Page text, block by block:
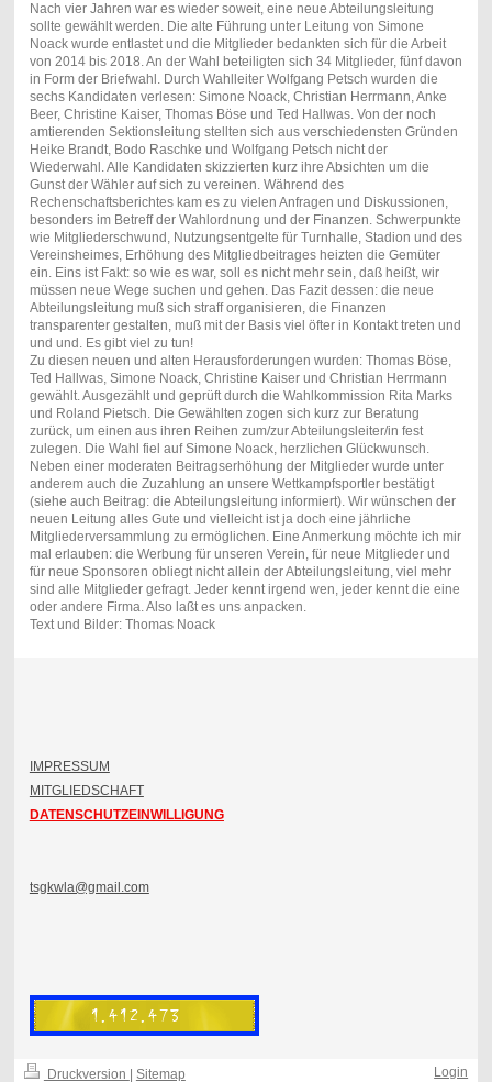
Nach vier Jahren war es wieder soweit, eine neue Abteilungsleitung
sollte gewählt werden. Die alte Führung unter Leitung von Simone
Noack wurde entlastet und die Mitglieder bedankten sich für die Arbeit
von 2014 bis 2018. An der Wahl beteiligten sich 34 Mitglieder, fünf davon
in Form der Briefwahl. Durch Wahlleiter Wolfgang Petsch wurden die
sechs Kandidaten verlesen: Simone Noack, Christian Herrmann, Anke
Beer, Christine Kaiser, Thomas Böse und Ted Hallwas. Von der noch
amtierenden Sektionsleitung stellten sich aus verschiedensten Gründen
Heike Brandt, Bodo Raschke und Wolfgang Petsch nicht der
Wiederwahl. Alle Kandidaten skizzierten kurz ihre Absichten um die
Gunst der Wähler auf sich zu vereinen. Während des
Rechenschaftsberichtes kam es zu vielen Anfragen und Diskussionen,
besonders im Betreff der Wahlordnung und der Finanzen. Schwerpunkte
wie Mitgliederschwund, Nutzungsentgelte für Turnhalle, Stadion und des
Vereinsheimes, Erhöhung des Mitgliedbeitrages heizten die Gemüter
ein. Eins ist Fakt: so wie es war, soll es nicht mehr sein, daß heißt, wir
müssen neue Wege suchen und gehen. Das Fazit dessen: die neue
Abteilungsleitung muß sich straff organisieren, die Finanzen
transparenter gestalten, muß mit der Basis viel öfter in Kontakt treten und
und und. Es gibt viel zu tun!
Zu diesen neuen und alten Herausforderungen wurden: Thomas Böse,
Ted Hallwas, Simone Noack, Christine Kaiser und Christian Herrmann
gewählt. Ausgezählt und geprüft durch die Wahlkommission Rita Marks
und Roland Pietsch. Die Gewählten zogen sich kurz zur Beratung
zurück, um einen aus ihren Reihen zum/zur Abteilungsleiter/in fest
zulegen. Die Wahl fiel auf Simone Noack, herzlichen Glückwunsch.
Neben einer moderaten Beitragserhöhung der Mitglieder wurde unter
anderem auch die Zuzahlung an unsere Wettkampfsportler bestätigt
(siehe auch Beitrag: die Abteilungsleitung informiert). Wir wünschen der
neuen Leitung alles Gute und vielleicht ist ja doch eine jährliche
Mitgliederversammlung zu ermöglichen. Eine Anmerkung möchte ich mir
mal erlauben: die Werbung für unseren Verein, für neue Mitglieder und
für neue Sponsoren obliegt nicht allein der Abteilungsleitung, viel mehr
sind alle Mitglieder gefragt. Jeder kennt irgend wen, jeder kennt die eine
oder andere Firma. Also laßt es uns anpacken.
Text und Bilder: Thomas Noack
IMPRESSUM
MITGLIEDSCHAFT
DATENSCHUTZEINWILLIGUNG
tsgkwla@gmail.com
Druckversion Sitemap Login